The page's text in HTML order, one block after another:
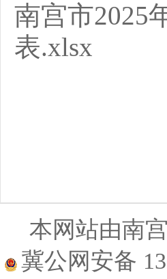
南宫市2025
表.xlsx
本网站由南
冀公网安备